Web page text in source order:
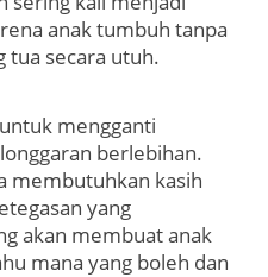
anak tumbuh tanpa
tua secara utuh.
mengganti
berlebihan.
membutuhkan kasih
yang
akan membuat anak
mana yang boleh dan